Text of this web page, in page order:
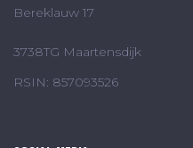
Bereklauw 17
3738TG Maartensdijk
RSIN: 857093526